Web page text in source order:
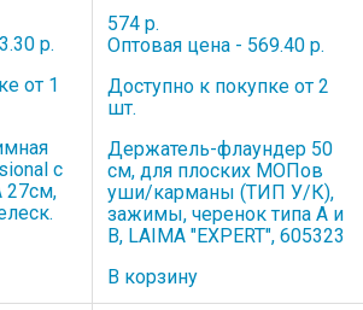
р.
от 1
с
27см,
574 р.
Оптовая цена - 569.40 р.
Доступно к покупке от 2
шт.
Держатель-флаундер 50
см, для плоских МОПов
уши/карманы (ТИП У/К),
зажимы, черенок типа А и
B, LAIMA "EXPERT", 605323
В корзину